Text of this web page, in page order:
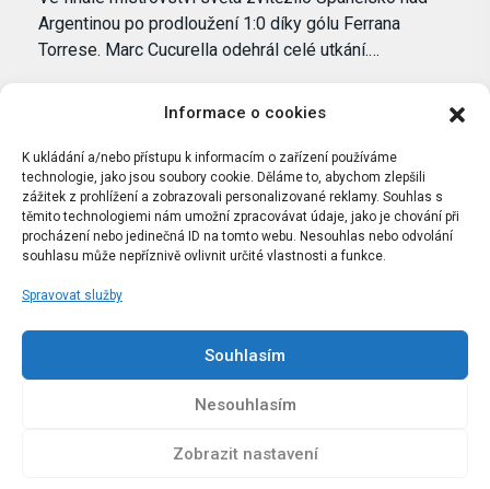
Informace o cookies
K ukládání a/nebo přístupu k informacím o zařízení používáme
technologie, jako jsou soubory cookie. Děláme to, abychom zlepšili
zážitek z prohlížení a zobrazovali personalizované reklamy. Souhlas s
těmito technologiemi nám umožní zpracovávat údaje, jako je chování při
procházení nebo jedinečná ID na tomto webu. Nesouhlas nebo odvolání
souhlasu může nepříznivě ovlivnit určité vlastnosti a funkce.
Spravovat služby
Souhlasím
Nesouhlasím
Zobrazit nastavení
Argentinou po prodloužení 1:0 díky gólu Ferrana
Torrese. Marc Cucurella odehrál celé utkání.…
Kopírování obsahu je přísně zakázáno.